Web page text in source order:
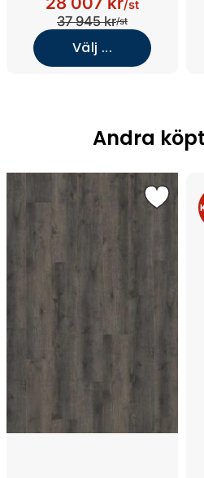
(Svart massiv
ek/Shape/Edge Vit, Höger)
/st
37 945 kr/st
Välj ...
Andra